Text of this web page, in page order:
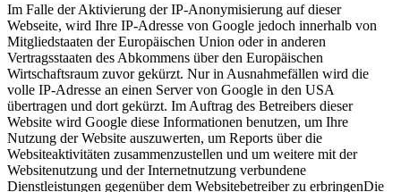
Im Falle der Aktivierung der IP-Anonymisierung auf dieser
Webseite, wird Ihre IP-Adresse von Google jedoch innerhalb von
Mitgliedstaaten der Europäischen Union oder in anderen
Vertragsstaaten des Abkommens über den Europäischen
Wirtschaftsraum zuvor gekürzt. Nur in Ausnahmefällen wird die
volle IP-Adresse an einen Server von Google in den USA
übertragen und dort gekürzt. Im Auftrag des Betreibers dieser
Website wird Google diese Informationen benutzen, um Ihre
Nutzung der Website auszuwerten, um Reports über die
Websiteaktivitäten zusammenzustellen und um weitere mit der
Websitenutzung und der Internetnutzung verbundene
Dienstleistungen gegenüber dem Websitebetreiber zu erbringenDie